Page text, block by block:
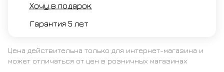
Хочу в подарок
Гарантия 5 лет
Цена действительна только для интернет-магазина и
может отличаться от цен в розничных магазинах